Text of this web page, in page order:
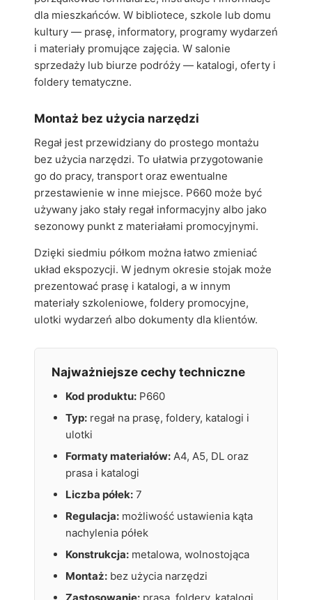
dla mieszkańców. W bibliotece, szkole lub domu
kultury — prasę, informatory, programy wydarzeń
i materiały promujące zajęcia. W salonie
sprzedaży lub biurze podróży — katalogi, oferty i
foldery tematyczne.
Montaż bez użycia narzędzi
Regał jest przewidziany do prostego montażu
bez użycia narzędzi. To ułatwia przygotowanie
go do pracy, transport oraz ewentualne
przestawienie w inne miejsce. P660 może być
używany jako stały regał informacyjny albo jako
sezonowy punkt z materiałami promocyjnymi.
Dzięki siedmiu półkom można łatwo zmieniać
układ ekspozycji. W jednym okresie stojak może
prezentować prasę i katalogi, a w innym
materiały szkoleniowe, foldery promocyjne,
ulotki wydarzeń albo dokumenty dla klientów.
Najważniejsze cechy techniczne
Kod produktu: P660
Typ: regał na prasę, foldery, katalogi i
ulotki
Formaty materiałów: A4, A5, DL oraz
prasa i katalogi
Liczba półek: 7
Regulacja: możliwość ustawienia kąta
nachylenia półek
Konstrukcja: metalowa, wolnostojąca
Montaż: bez użycia narzędzi